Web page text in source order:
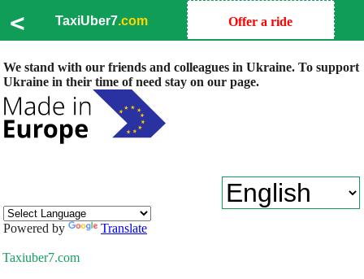
< TaxiUber7.com Offer a ride
We stand with our friends and colleagues in Ukraine. To support
Ukraine in their time of need stay on our page.
Powered by Translate
Taxiuber7.com